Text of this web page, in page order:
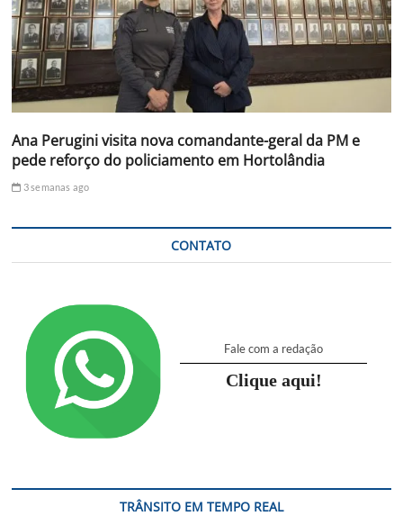
Ana Perugini visita nova comandante-geral da PM e
pede reforço do policiamento em Hortolândia
3 semanas ago
CONTATO
Fale com a redação
Clique aqui!
TRÂNSITO EM TEMPO REAL